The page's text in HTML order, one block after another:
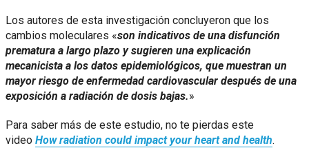
Los autores de esta investigación concluyeron que los
cambios moleculares «son indicativos de una disfunción
prematura a largo plazo y sugieren una explicación
mecanicista a los datos epidemiológicos, que muestran un
mayor riesgo de enfermedad cardiovascular después de una
exposición a radiación de dosis bajas.»
Para saber más de este estudio, no te pierdas este
video How radiation could impact your heart and health.